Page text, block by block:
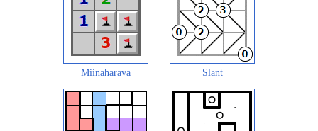
Miinaharava Slant